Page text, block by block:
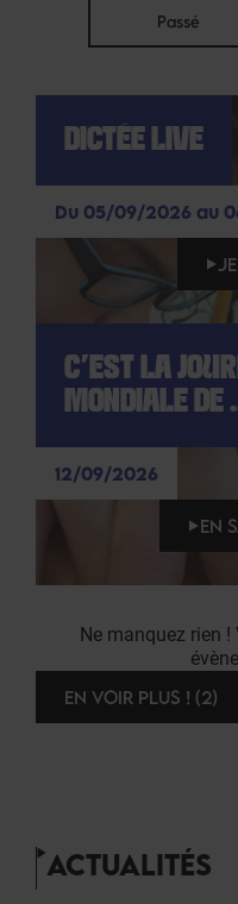
Passé
DICTÉE LIVE
Du 05/09/2026 au
C'EST LA
MONDIALE DE
12/09/2026
EN
Ne manquez rien
EN VOIR PLUS ! (2)
ACTUALITÉS